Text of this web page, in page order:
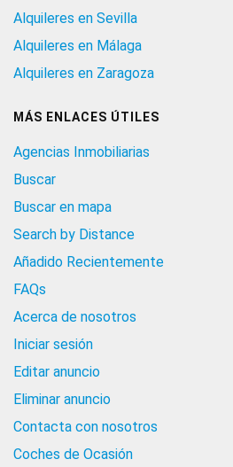
Alquileres en Sevilla
Alquileres en Málaga
Alquileres en Zaragoza
MÁS ENLACES ÚTILES
Agencias Inmobiliarias
Buscar
Buscar en mapa
Search by Distance
Añadido Recientemente
FAQs
Acerca de nosotros
Iniciar sesión
Editar anuncio
Eliminar anuncio
Contacta con nosotros
Coches de Ocasión